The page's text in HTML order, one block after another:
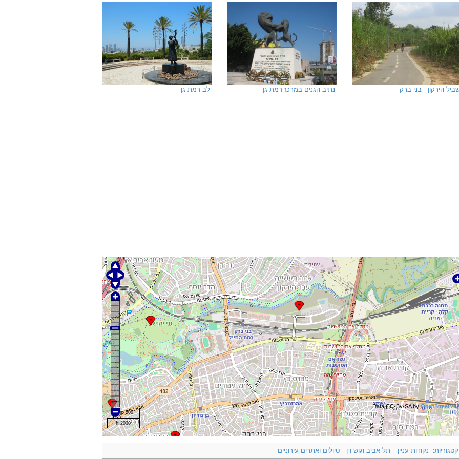
הירקון - בני ברק נתיב הגנים במרכז רמת גן לב רמת גן
500 m
2000 ft
Data CC-By-SA by
קטגוריות: נקודות עניין תל אביב וגוש דן טיולים ואתרים עירוניים